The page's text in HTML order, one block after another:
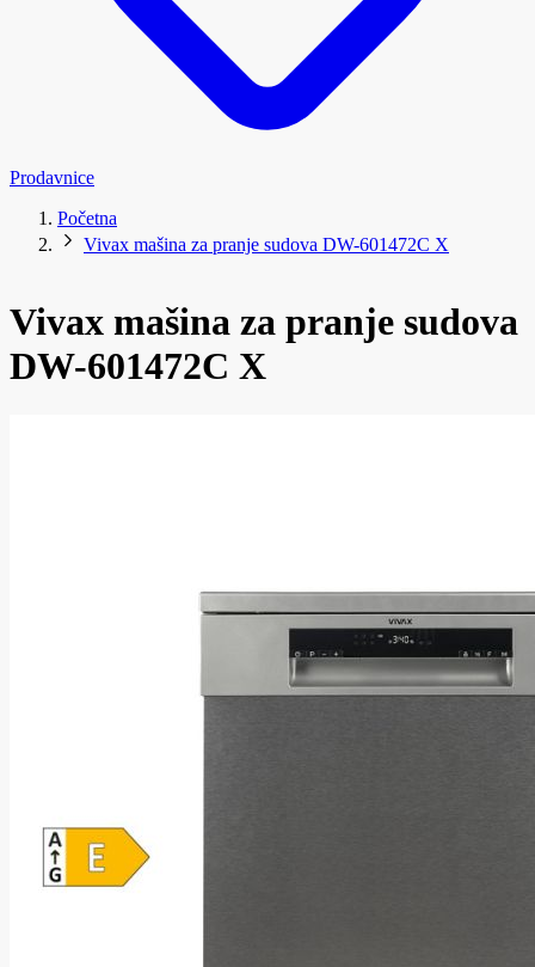
Prodavnice
Početna
Vivax mašina za pranje sudova DW-601472C X
Vivax mašina za pranje sudova
DW-601472C X